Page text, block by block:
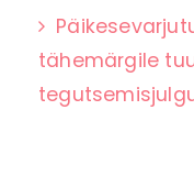
tähemärgile